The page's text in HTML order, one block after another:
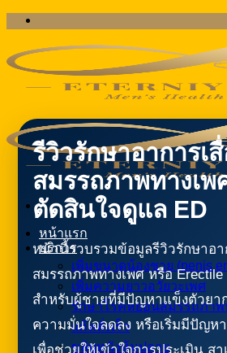
ข้าม
ยัง
หน้าแรก
บริการ
เพิ่มขนาดน้องชาย (penis
เพิ่มความยาวอวัยวะเพศ
รักษาโรคหย่อนสมรรถภาพ
แก้หลั่งเร็ว
ขลิบหนังหุ้มปลาย
รีวิวรักษาอาการเ
สมรรถภาพทางเพ
ตัดสินใจดูแล ED
หน้านี้รวบรวมข้อมูลรีวิวรักษาอา
สมรรถภาพทางเพศ หรือ Erectile
สำหรับผู้ชายที่มีปัญหาแข็งตัวยา
ความมั่นใจลดลง หรือเริ่มมีปัญหา